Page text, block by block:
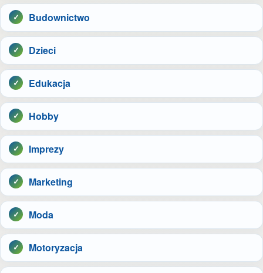
Budownictwo
Dzieci
Edukacja
Hobby
Imprezy
Marketing
Moda
Motoryzacja